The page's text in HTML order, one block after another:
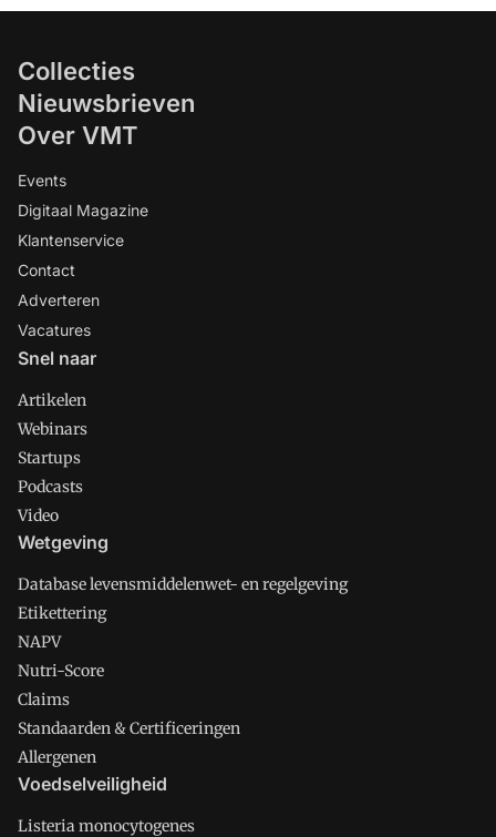
Collecties
Nieuwsbrieven
Over VMT
Events
Digitaal Magazine
Klantenservice
Contact
Adverteren
Vacatures
Snel naar
Artikelen
Webinars
Startups
Podcasts
Video
Wetgeving
Database levensmiddelenwet- en regelgeving
Etikettering
NAPV
Nutri-Score
Claims
Standaarden & Certificeringen
Allergenen
Voedselveiligheid
Listeria monocytogenes